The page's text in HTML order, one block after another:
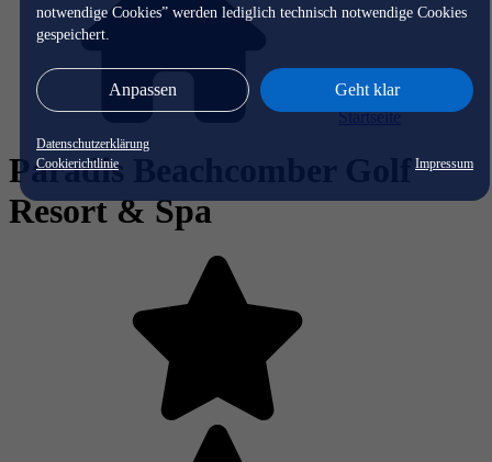
notwendige Cookies” werden lediglich technisch notwendige Cookies
gespeichert.
Anpassen Geht klar
Datenschutzerklärung
Cookierichtlinie
Impressum
Startseite
Paradis Beachcomber Golf
Resort & Spa